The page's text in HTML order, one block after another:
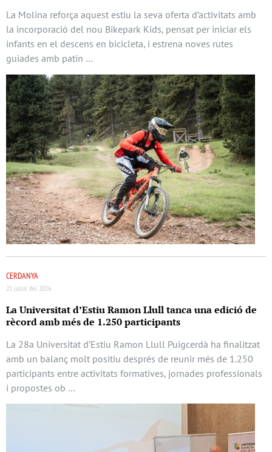
La Molina reforça aquest estiu la seva oferta d’activitats amb
la incorporació del nou Bikepark Kids, pensat per iniciar els
infants en el descens en bicicleta, i estrena noves rutes
guiades amb patin …
CERDANYA
21 juliol del 2026
La Universitat d’Estiu Ramon Llull tanca una edició de
rècord amb més de 1.250 participants
La 28a Universitat d’Estiu Ramon Llull Puigcerdà ha finalitzat
amb un balanç molt positiu després de reunir més de 1.250
participants entre activitats formatives, jornades professionals
i propostes ob …